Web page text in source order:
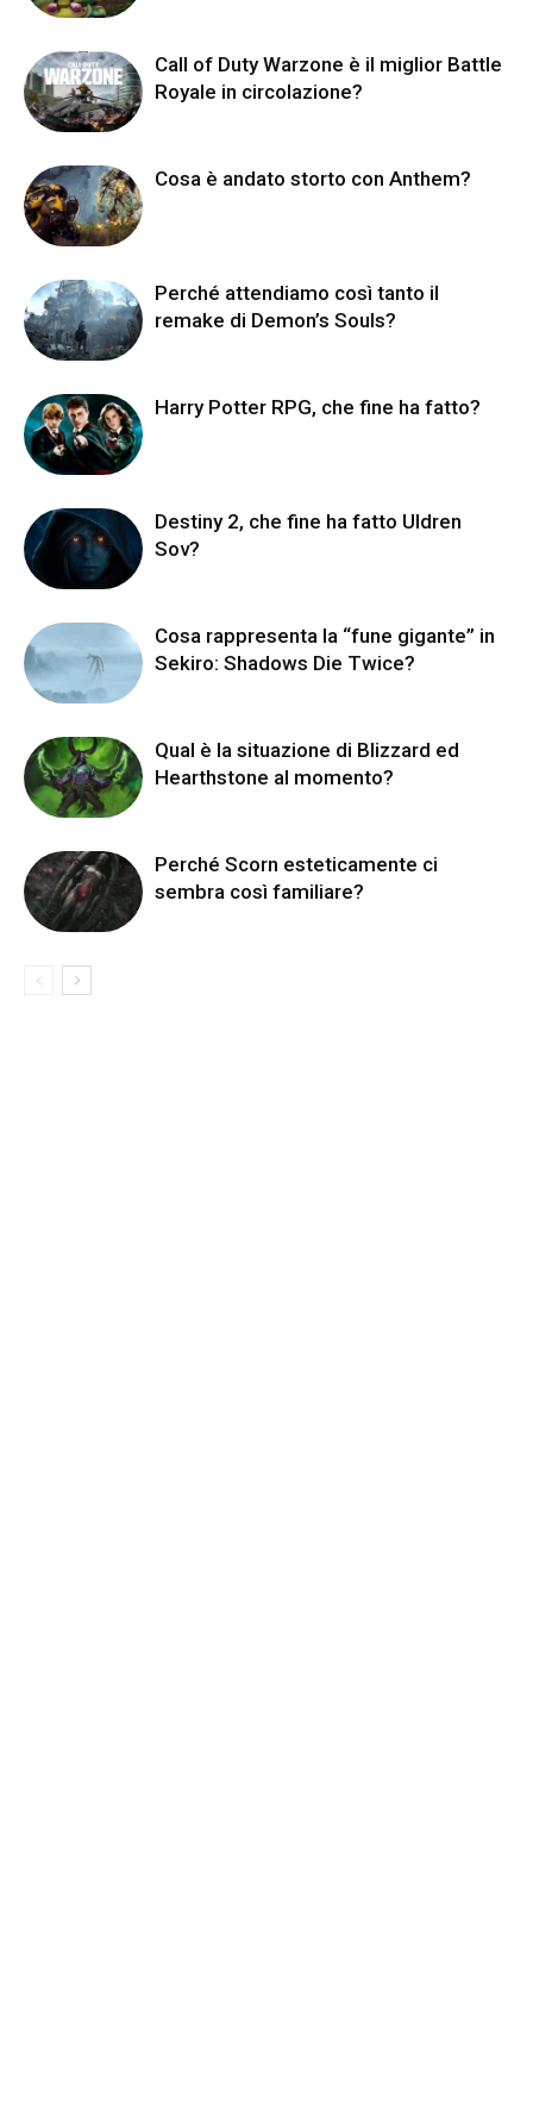
Call of Duty Warzone è il miglior Battle
Royale in circolazione?
Cosa è andato storto con Anthem?
Perché attendiamo così tanto il
remake di Demon’s Souls?
Harry Potter RPG, che fine ha fatto?
Destiny 2, che fine ha fatto Uldren
Sov?
Cosa rappresenta la “fune gigante” in
Sekiro: Shadows Die Twice?
Qual è la situazione di Blizzard ed
Hearthstone al momento?
Perché Scorn esteticamente ci
sembra così familiare?